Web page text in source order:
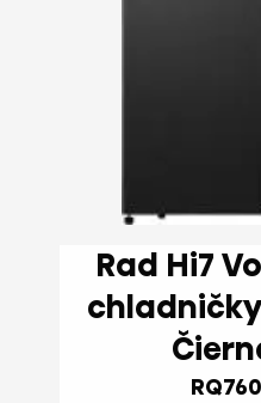
Rad Hi7 Voľne stojaca